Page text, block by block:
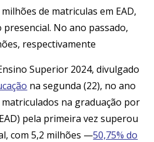
de matriculas em EAD,
No ano passado,
respectivamente
Superior 2024, divulgado
na segunda (22), no ano
na graduação por
pela primeira vez superou
com 5,2 milhões —50,75% do